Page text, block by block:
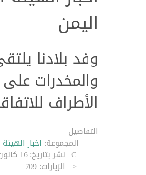
الكثيري يشدد
حماية المال
اليمن
وفد بلادنا
والمخدرات
الأطراف
التفاصيل
المجموعة: اخبار الهيئة
نشر بتاريخ: 16 كانون1/ديسمبر 2021
الزيارات: 709